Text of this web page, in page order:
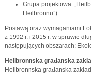
Grupa projektowa
Heilbronnu”).
Postawą oraz wymaganiami
z 1992 r. i 2015 r. w sprawie
następujących obszarach:
Heilbronnska građanska
Heilbronnska građanska